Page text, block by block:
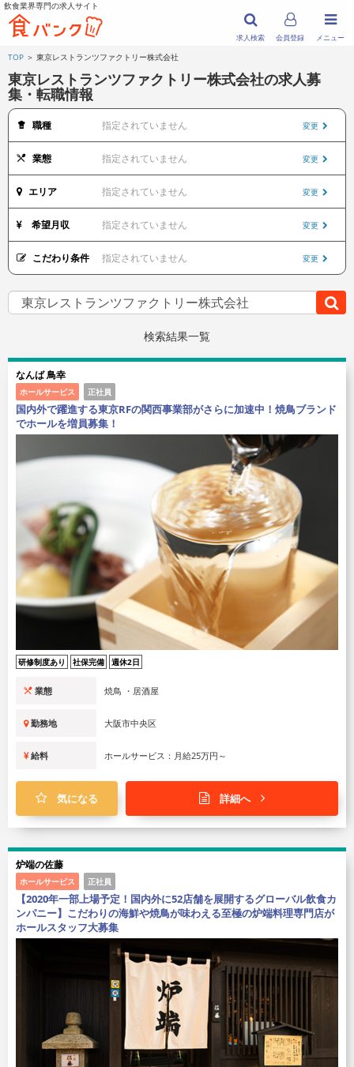
飲食業界専門の求人サイト
メニュー
求人検索 会員登録
TOP ＞ 東京レストランツファクトリー株式会社
東京レストランツファクトリー株式会社の求人募
集・転職情報
職種 指定されていません 変更
業態 指定されていません 変更
エリア 指定されていません 変更
希望月収 指定されていません 変更
こだわり条件 指定されていません 変更
検索結果一覧
なんば 鳥幸
ホールサービス 正社員
国内外で躍進する東京RFの関西事業部がさらに加速中！焼鳥ブランド
でホールを増員募集！
研修制度あり 社保完備 週休2日
業態 焼鳥 ・居酒屋
勤務地 大阪市中央区
給料 ホールサービス：月給25万円～
気になる 詳細へ
炉端の佐藤
ホールサービス 正社員
【2020年一部上場予定！国内外に52店舗を展開するグローバル飲食カ
ンパニー】こだわりの海鮮や焼鳥が味わえる至極の炉端料理専門店が
ホールスタッフ大募集